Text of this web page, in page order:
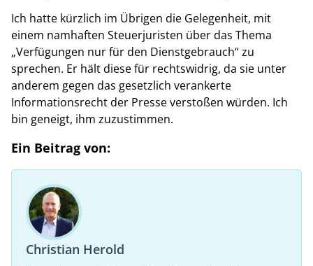
Ich hatte kürzlich im Übrigen die Gelegenheit, mit
einem namhaften Steuerjuristen über das Thema
„Verfügungen nur für den Dienstgebrauch“ zu
sprechen. Er hält diese für rechtswidrig, da sie unter
anderem gegen das gesetzlich verankerte
Informationsrecht der Presse verstoßen würden. Ich
bin geneigt, ihm zuzustimmen.
Ein Beitrag von:
Christian Herold